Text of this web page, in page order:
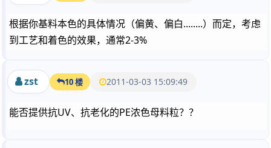
根据你基料本色的具体情况（偏黄、偏白........）而定，考虑
到工艺和着色的效果，通常2-3%
zst 10 楼 2011-03-03 15:09:49
能否提供抗UV、抗老化的PE浓色母料粒？？